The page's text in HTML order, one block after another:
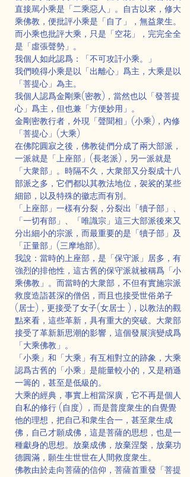
直接駡小乘是「二乘惡人」。自古以來，修大
乘佛教，便批評小乘是「自了」，無益衆生。
而小乘也批評大乘，只是「空花」，完完全全
是「虛張聲勢」。
我個人如此認爲：「不可攻訐小乘。」
我們曉得小乘是以「出離心」爲主，大乘是以
「菩提心」為主。
我個人認爲金剛乘(密教)，當然也以「發菩提
心」爲主，但也兼「方便妙用」。
金剛密教行者，外現「聲聞相」(小乘)，內修
「菩提心」(大乘)
在佛陀圓寂之後，佛教徒們分成了兩大部派，
一派就是「上座部」(長老派)，另一派就是
「大衆部」。時隔不久，大衆部又分裂成十八
部派之多，它們都以其教法地位，袈裟的某些
細節，以及特殊的徽志而有別。
「上座部」一樣有分裂，分裂出「犢子部」、
「一切有部」、「唯識宗」這三大部派後來又
分出細小的宗派，而最重要的是「犢子部」及
「正量部」(三摩地部)。
我說：當時的上座部，是「保守派」居多，有
強烈的排他性，這古舊的保守派就被稱爲「小
乘佛教」。而當時的大衆部，不但有實施宗派
救度造詣甚深的僧侶，而且也接受世俗弟子
(居士)，更接受了女子(女居士 )，以教法的觀
點來看，這些革新，具有重大的突破。大衆部
接受了革新新思潮的影響，這個發展演變成爲
「大乘佛教」。
「小乘」和「大乘」有互相對立的跡象，大乘
認爲古舊的「小乘」是能量較小的，又是稍遜
一籌的，甚至是低級的。
大乘的經典，事實上相當深廣，它不再是個人
自私的修行 (自度) ，而是普度衆生的自覺覺
他的理想，把自己和衆生合一，甚至衆生成
佛，自己才願成佛，這是菩薩的思想，也是一
種獻身的思想。放棄成佛，放棄涅槃，放棄功
德圓滿，願生生世世在人間救度衆生。
佛教由於走向菩薩的信仰，菩薩首重發「菩提